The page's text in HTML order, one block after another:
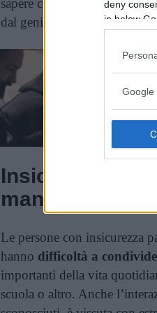
deny
in below
Google
sapere cosa aspettarsi dalla
dal genitore.
Insicurezza
manifesta
Le persone con insicurezza
hanno difficoltà a
importanti della vita
scuola o altro. Anche